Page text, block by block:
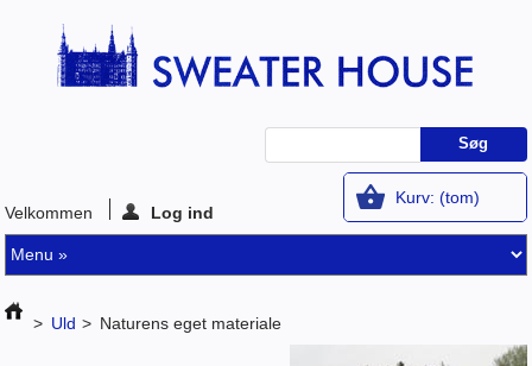
Kurv: (tom)
Velkommen
Log ind
> Uld > Naturens eget materiale